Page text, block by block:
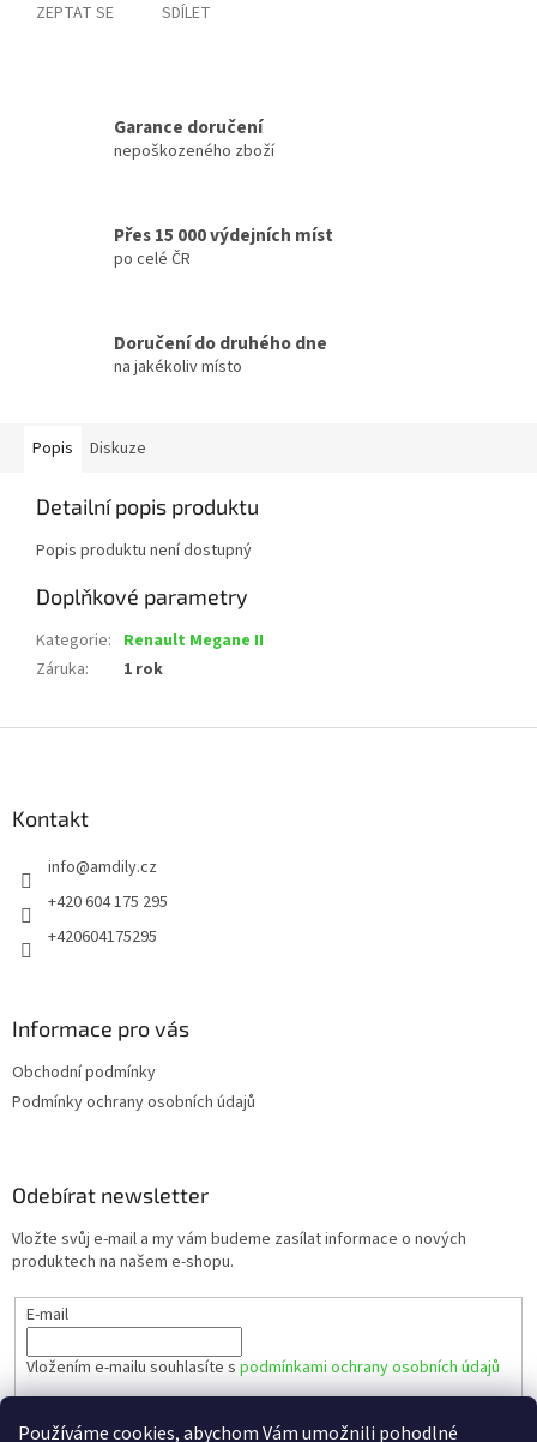
Používáme cookies, abychom Vám umožnili pohodlné
ZEPTAT SE SDÍLET
Garance doručení
nepoškozeného zboží
Přes 15 000 výdejních míst
po celé ČR
Doručení do druhého dne
na jakékoliv místo
Popis Diskuze
Detailní popis produktu
Popis produktu není dostupný
Doplňkové parametry
Kategorie: Renault Megane II
Záruka: 1 rok
Kontakt
info@amdily.cz
+420 604 175 295
+420604175295
Informace pro vás
Obchodní podmínky
Podmínky ochrany osobních údajů
Odebírat newsletter
Vložte svůj e-mail a my vám budeme zasílat informace o nových
produktech na našem e-shopu.
E-mail
Vložením e-mailu souhlasíte s podmínkami ochrany osobních údajů
PŘIHLÁSIT SE